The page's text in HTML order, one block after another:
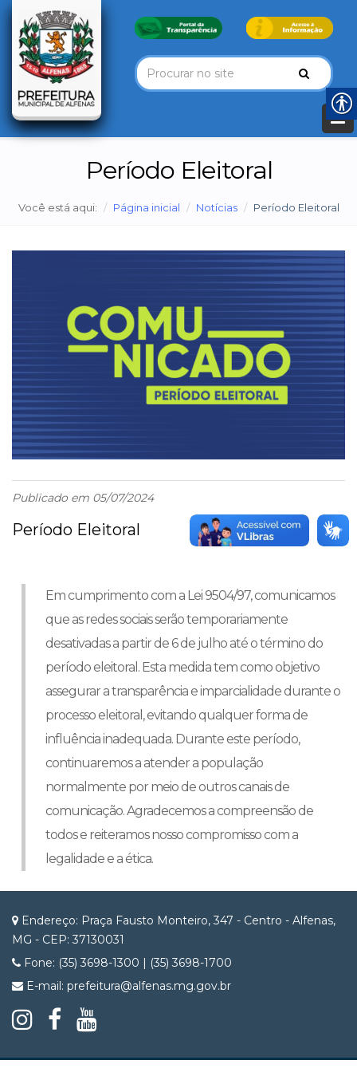
Período Eleitoral
Você está aqui: Página inicial Notícias Período Eleitoral
Publicado em 05/07/2024
Período Eleitoral
Em cumprimento com a Lei 9504/97, comunicamos
que as redes sociais serão temporariamente
desativadas a partir de 6 de julho até o término do
período eleitoral. Esta medida tem como objetivo
assegurar a transparência e imparcialidade durante o
processo eleitoral, evitando qualquer forma de
influência inadequada. Durante este período,
continuaremos a atender a população
normalmente por meio de outros canais de
comunicação. Agradecemos a compreensão de
todos e reiteramos nosso compromisso com a
legalidade e a ética.
Endereço: Praça Fausto Monteiro, 347 - Centro - Alfenas,
MG - CEP: 37130031
Fone: (35) 3698-1300 | (35) 3698-1700
E-mail: prefeitura@alfenas.mg.gov.br